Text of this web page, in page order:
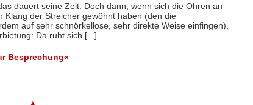
dauert seine Zeit. Doch dann, wenn sich die Ohren an
Klang der Streicher gewöhnt haben (den die
auf sehr schnörkellose, sehr direkte Weise einfingen),
Da ruht sich [...]
Besprechung«